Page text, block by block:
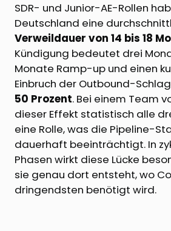
SDR- und Junior-AE-Rollen
Deutschland eine
Verweildauer von 14 bis 18
Kündigung bedeutet drei
Monate Ramp-up und einen
Einbruch der Outbound-
50 Prozent. Bei einem Team
dieser Effekt statistisch alle
eine Rolle, was die Pipeline-
dauerhaft beeinträchtigt. In
Phasen wirkt diese Lücke
sie genau dort entsteht, wo
dringendsten benötigt wird.